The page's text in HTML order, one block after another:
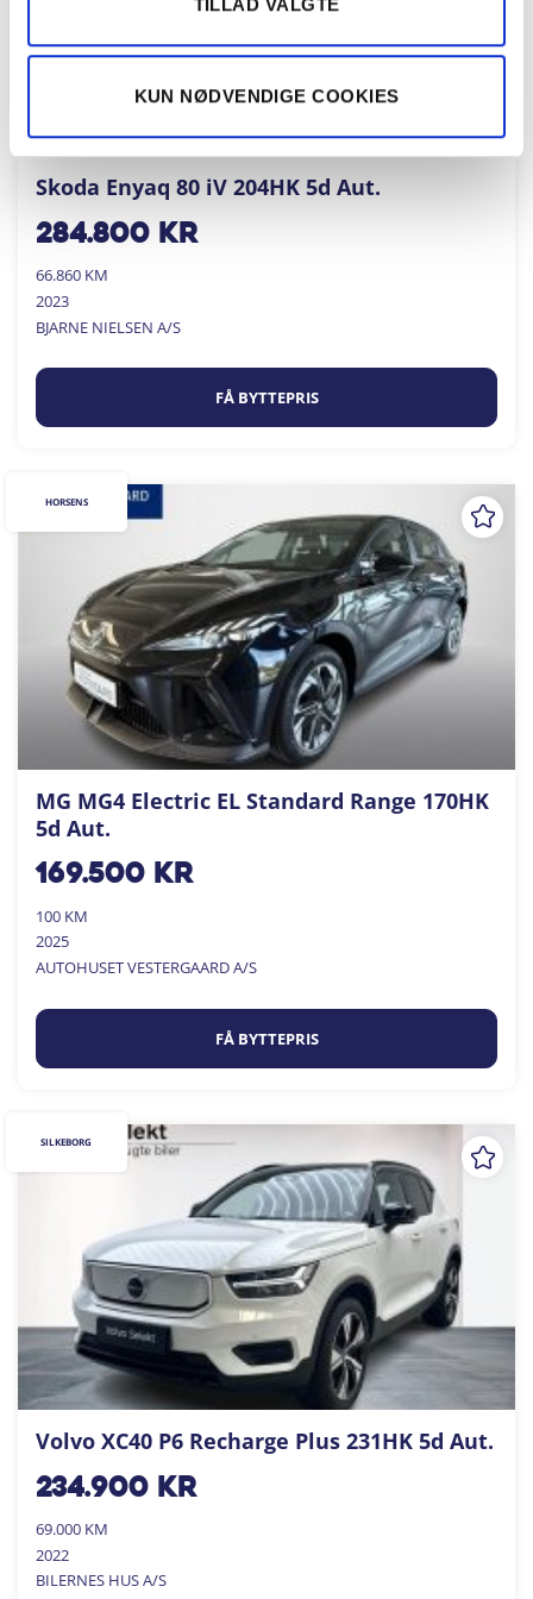
KUN NØDVENDIGE COOKIES
Skoda Enyaq 80 iV 204HK 5d Aut.
284.800kr
66.860 KM
2023
BJARNE NIELSEN A/S
FÅ BYTTEPRIS
MG MG4 Electric EL Standard Range 170HK
5d Aut.
169.500kr
100 KM
2025
AUTOHUSET VESTERGAARD A/S
FÅ BYTTEPRIS
HORSENS
Volvo XC40 P6 Recharge Plus 231HK 5d Aut.
234.900kr
69.000 KM
2022
BILERNES HUS A/S
SILKEBORG